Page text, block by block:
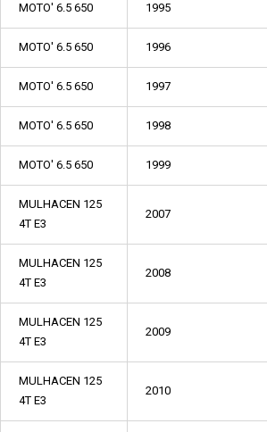
MOTO' 6.5 650 1995
MOTO' 6.5 650 1996
MOTO' 6.5 650 1997
MOTO' 6.5 650 1998
MOTO' 6.5 650 1999
MULHACEN 125
4T E3
2007
MULHACEN 125
4T E3
2008
MULHACEN 125
4T E3
2009
MULHACEN 125
4T E3
2010